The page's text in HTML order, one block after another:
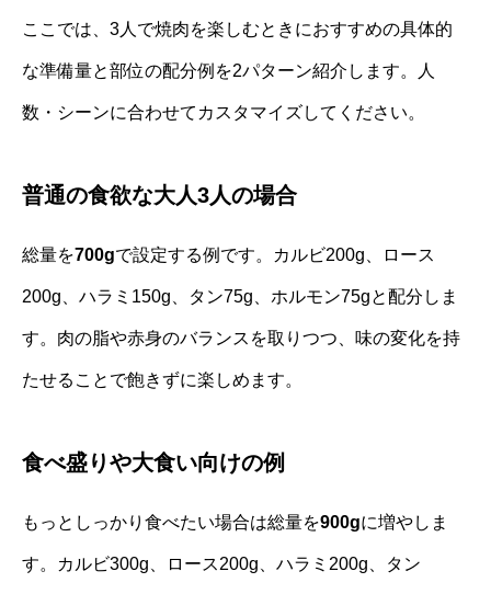
ここでは、3人で焼肉を楽しむときにおすすめの具体的
な準備量と部位の配分例を2パターン紹介します。人
数・シーンに合わせてカスタマイズしてください。
普通の食欲な大人3人の場合
総量を700gで設定する例です。カルビ200g、ロース
200g、ハラミ150g、タン75g、ホルモン75gと配分しま
す。肉の脂や赤身のバランスを取りつつ、味の変化を持
たせることで飽きずに楽しめます。
食べ盛りや大食い向けの例
もっとしっかり食べたい場合は総量を900gに増やしま
す。カルビ300g、ロース200g、ハラミ200g、タン